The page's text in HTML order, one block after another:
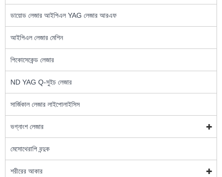
ডায়োড লেজার আইপিএল YAG লেজার আরএফ
আইপিএল লেজার মেশিন
পিকোসেকেন্ড লেজার
ND YAG Q-সুইচ লেজার
সার্জিকাল লেজার লাইপোলাইসিস
ভগ্নাংশ লেজার
মেসোথেরাপি বন্দুক
শরীরের আকার